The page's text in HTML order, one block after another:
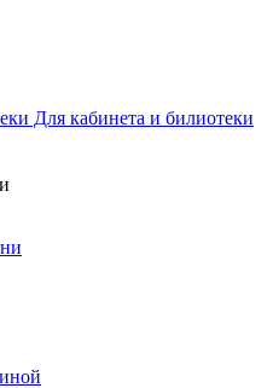
Для кабинета и билиотеки